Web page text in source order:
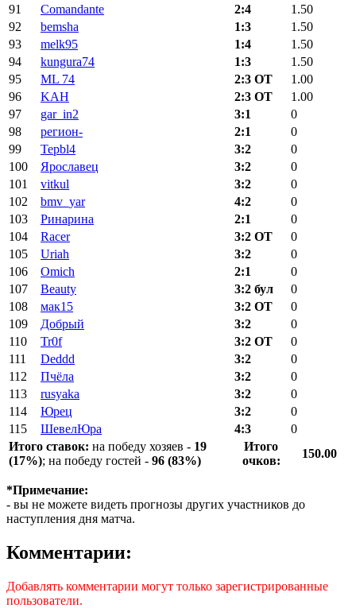
91
Comandante 2:4
1.50
92
bemsha 1:3
1.50
93
melk95 1:4
1.50
94
kungura74 1:3
1.50
95
ML 74 2:3 ОТ
1.00
96
KAH 2:3 ОТ
1.00
97
gar_in2 3:1
0
98
регион- 2:1
0
99
Tepbl4 3:2
0
100
Ярославец 3:2
0
101
vitkul 3:2
0
102
bmv_yar 4:2
0
103
Ринарина 2:1
0
104
Racer 3:2 ОТ
0
105
Uriah 3:2
0
106
Omich 2:1
0
107
Beauty 3:2 бул
0
108
мак15 3:2 ОТ
0
109
Добрый 3:2
0
110
Tr0f 3:2 ОТ
0
111
Deddd 3:2
0
112
Пчёла 3:2
0
113
rusyaka 3:2
0
114
Юрец 3:2
0
115
ШевелЮра 4:3
0
Итого ставок: на победу хозяев - 19
(17%); на победу гостей - 96 (83%)
Итого
очков:
150.00
*Примечание:
- вы не можете видеть прогнозы других участников до
наступления дня матча.
Комментарии:
Добавлять комментарии могут только зарегистрированные
пользователи.